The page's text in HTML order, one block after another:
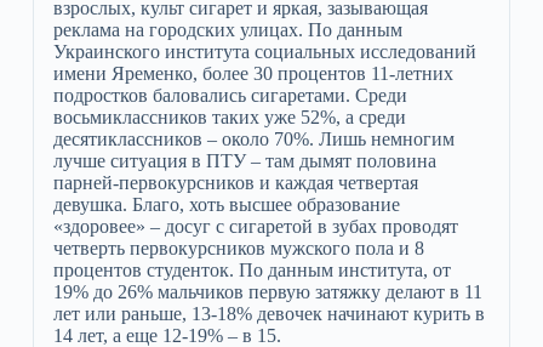
взрослых, культ сигарет и яркая, зазывающая
реклама на городских улицах. По данным
Украинского института социальных исследований
имени Яременко, более 30 процентов 11-летних
подростков баловались сигаретами. Среди
восьмиклассников таких уже 52%, а среди
десятиклассников – около 70%. Лишь немногим
лучше ситуация в ПТУ – там дымят половина
парней-первокурсников и каждая четвертая
девушка. Благо, хоть высшее образование
«здоровее» – досуг с сигаретой в зубах проводят
четверть первокурсников мужского пола и 8
процентов студенток. По данным института, от
19% до 26% мальчиков первую затяжку делают в 11
лет или раньше, 13-18% девочек начинают курить в
14 лет, а еще 12-19% – в 15.